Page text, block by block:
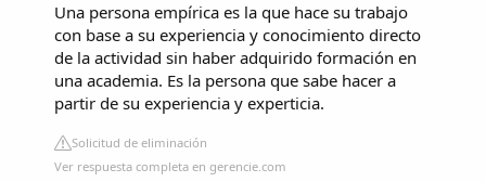
Una persona empírica es la que hace su trabajo
con base a su experiencia y conocimiento directo
de la actividad sin haber adquirido formación en
una academia. Es la persona que sabe hacer a
partir de su experiencia y experticia.
Solicitud de eliminación
Ver respuesta completa en gerencie.com